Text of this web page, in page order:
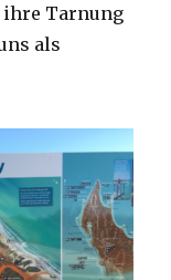
ihre Tarnung
als